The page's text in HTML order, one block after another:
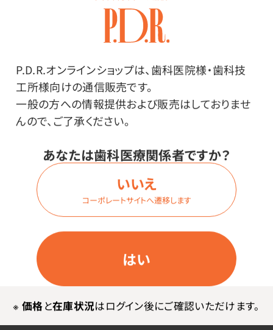
P.D.R.オンラインショップは、歯科医院様・歯科技
工所様向けの通信販売です。
一般の方への情報提供および販売はしておりませ
んので、ご了承ください。
あなたは歯科医療関係者ですか？
はい
いいえ
コーポレートサイトへ遷移します
※ 価格と在庫状況はログイン後にご確認いただけます。
マウスピース等にもご使用いただけます。
メーカー・ブランド
その他
●中国製
●材質／ポリプロピレン